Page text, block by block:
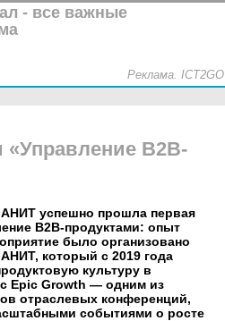
- все важные
Реклама. ICT2GO
B2B-
успешно прошла первая
B2B-продуктами: опыт
было организовано
который с 2019 года
культуру в
Epic Growth — одним из
отраслевых конференций,
событиями о росте